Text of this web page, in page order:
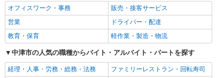
オフィスワーク・事務
販売・接客サービス
営業
ドライバー・配達
教育・保育
軽作業・製造・物流
中津市の人気の職種からバイト・アルバイト・パートを探す
経理・人事・労務・総務・法務
ファミリーレストラン・回転寿司